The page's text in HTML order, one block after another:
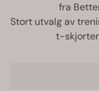
fra
Stort utvalg av
t-skjorter